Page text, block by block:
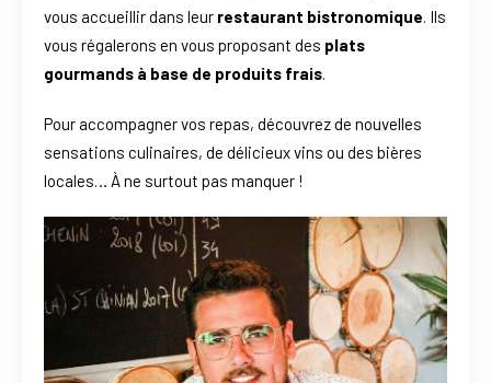
vous accueillir dans leur restaurant bistronomique. Ils
vous régalerons en vous proposant des plats
gourmands à base de produits frais.
Pour accompagner vos repas, découvrez de nouvelles
sensations culinaires, de délicieux vins ou des bières
locales… À ne surtout pas manquer !